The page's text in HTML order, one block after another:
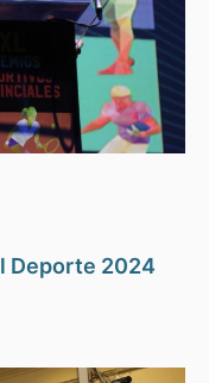
Deporte 2024